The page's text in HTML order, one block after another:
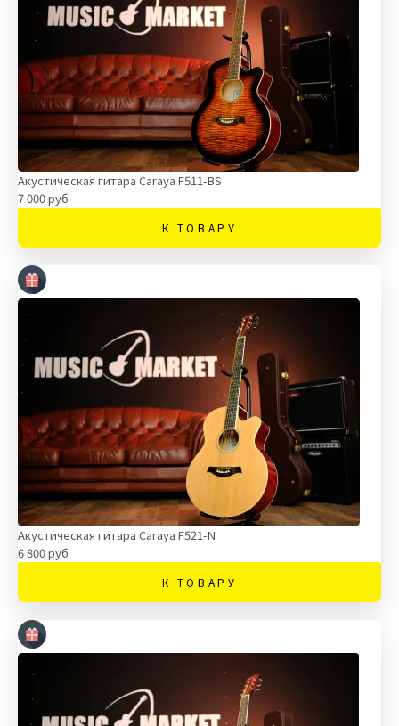
Акустическая гитара Caraya F511-BS
7 000 руб
К ТОВАРУ
Акустическая гитара Caraya F521-N
6 800 руб
К ТОВАРУ